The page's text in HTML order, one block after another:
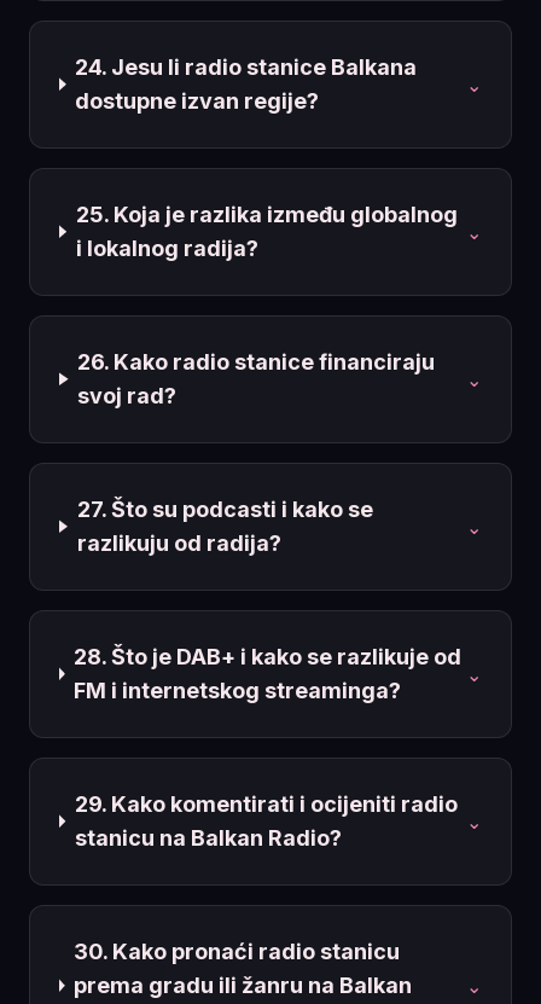
24. Jesu li radio stanice Balkana
dostupne izvan regije?
⌄
25. Koja je razlika između globalnog
i lokalnog radija?
⌄
26. Kako radio stanice financiraju
svoj rad?
⌄
27. Što su podcasti i kako se
razlikuju od radija?
⌄
28. Što je DAB+ i kako se razlikuje od
FM i internetskog streaminga?
⌄
29. Kako komentirati i ocijeniti radio
stanicu na Balkan Radio?
⌄
30. Kako pronaći radio stanicu
prema gradu ili žanru na Balkan
⌄